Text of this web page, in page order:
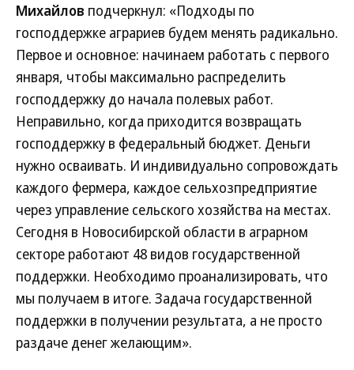
Михайлов подчеркнул: «Подходы по
господдержке аграриев будем менять радикально.
Первое и основное: начинаем работать с первого
января, чтобы максимально распределить
господдержку до начала полевых работ.
Неправильно, когда приходится возвращать
господдержку в федеральный бюджет. Деньги
нужно осваивать. И индивидуально сопровождать
каждого фермера, каждое сельхозпредприятие
через управление сельского хозяйства на местах.
Сегодня в Новосибирской области в аграрном
секторе работают 48 видов государственной
поддержки. Необходимо проанализировать, что
мы получаем в итоге. Задача государственной
поддержки в получении результата, а не просто
раздаче денег желающим».